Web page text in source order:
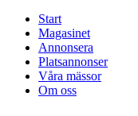
Start
Magasinet
Annonsera
Platsannonser
Våra mässor
Om oss